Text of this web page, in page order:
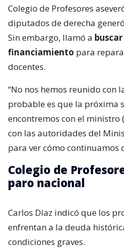
Colegio de Profesores
diputados de derecha
Sin embargo, llamó a
financiamiento para
docentes.
“No nos hemos reunido con
probable es que la próxima
encontremos con el ministro
con las autoridades del
para ver cómo continuamos
Colegio de
paro nacional
Carlos Díaz indicó que los
enfrentan a la deuda
condiciones graves.